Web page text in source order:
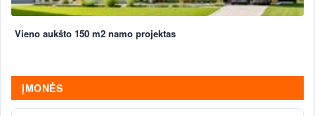
Vieno aukšto 150 m2 namo projektas
ĮMONĖS